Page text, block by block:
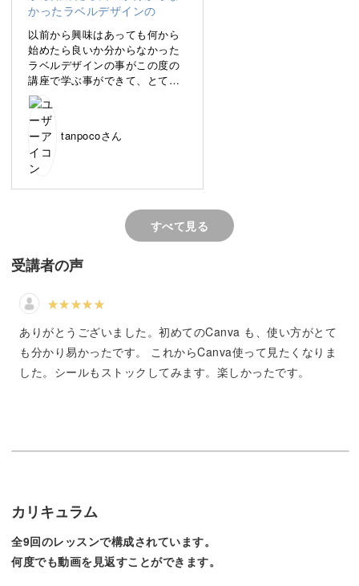
そんな便利なラベルを自分の手で作れたら、素敵だと思い
ませんか？
デザインの楽しさを実感しながら、日用品を変身させるラ
ベルを作りましょう！
ラベルデザインの基本についても学べる！
ということで、最初のレッスンではデザインの基本につい
以前から興味はあっても何から
始めたら良いか分からなかった
ラベルデザインの事がこの度の
講座で学ぶ事ができて、とても
勉強になりました✨
講座で学んだことを応用して活
用していきたいと思います✨
tanpocoさん
すべて見る
受講者の声
ありがとうございました。初めてのCanva も、使い方がとて
も分かり易かったです。 これからCanva使って見たくなりま
した。シールもストックしてみます。楽しかったです。
カリキュラム
全9回のレッスンで構成されています。
何度でも動画を見返すことができます。